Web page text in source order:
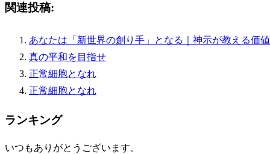
関連投稿:
あなたは「新世界の創り手」となる｜神示が教える価
真の平和を目指せ
正常細胞となれ
正常細胞となれ
ランキング
いつもありがとうございます。